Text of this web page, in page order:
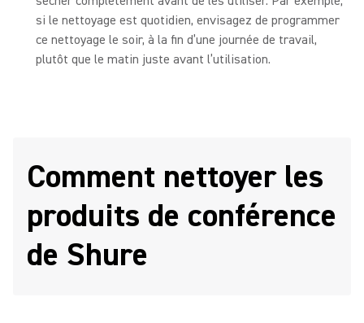
si le nettoyage est quotidien, envisagez de programmer
ce nettoyage le soir, à la fin d’une journée de travail,
plutôt que le matin juste avant l’utilisation.
Comment nettoyer les
produits de conférence
de Shure